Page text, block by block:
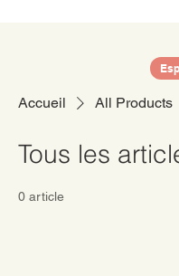
Accueil All Products
Tous les
0 article